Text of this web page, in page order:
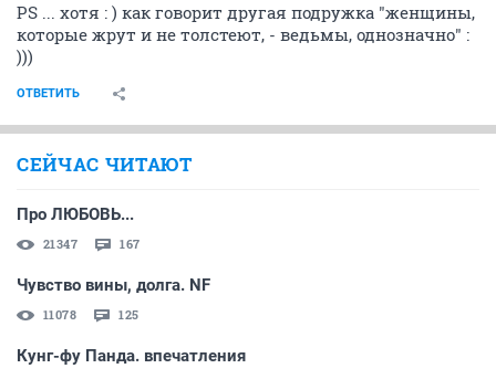
PS ... хотя : ) как говорит другая подружка "женщины,
которые жрут и не толстеют, - ведьмы, однозначно" :
)))
ОТВЕТИТЬ
СЕЙЧАС ЧИТАЮТ
Про ЛЮБОВЬ...
21347 167
Чувство вины, долга. NF
11078 125
Кунг-фу Панда. впечатления